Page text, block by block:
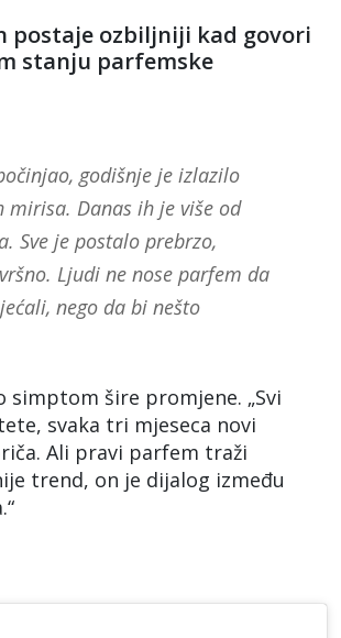
postaje ozbiljniji kad govori
stanju parfemske
godišnje je izlazilo
mirisa. Danas ih je više od
Sve je postalo prebrzo,
Ljudi ne nose parfem da
nego da bi nešto
simptom šire promjene. „Svi
svaka tri mjeseca novi
Ali pravi parfem traži
trend, on je dijalog između